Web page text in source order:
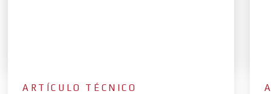
ARTÍCULO TÉCNICO